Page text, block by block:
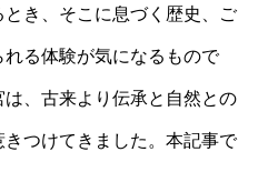
き、そこに息づく歴史、ご
る体験が気になるもので
、古来より伝承と自然との
つけてきました。本記事で